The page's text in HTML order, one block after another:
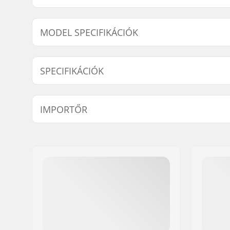
MODEL SPECIFIKÁCIÓK
SPECIFIKÁCIÓK
Tengely átmérője: 8mm
IMPORTŐR